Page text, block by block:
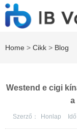
Home > Cikk > Blog
Westend e cigi
a
Szerző： Honlap Idő